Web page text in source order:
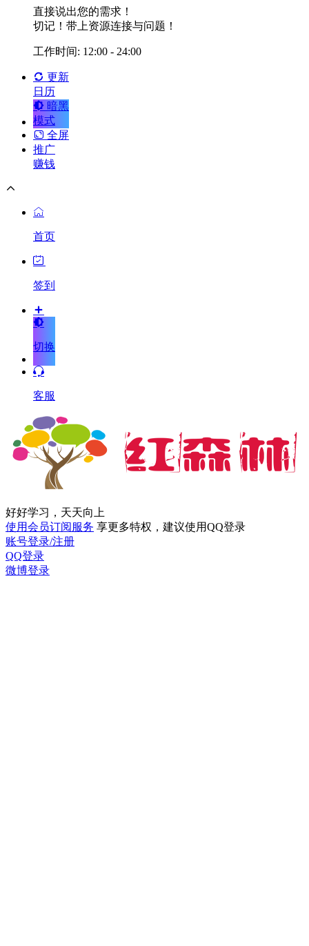
直接说出您的需求！
切记！带上资源连接与问题！
工作时间: 12:00 - 24:00
更新
日历
暗黑
模式
全屏
推广
赚钱
首页
签到
切换
客服
好好学习，天天向上
使用会员订阅服务 享更多特权，建议使用QQ登录
账号登录/注册
QQ登录
微博登录